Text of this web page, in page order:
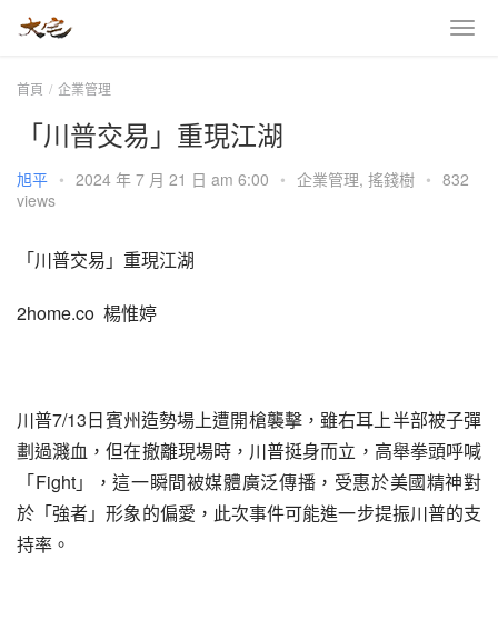
首頁 企業管理
「川普交易」重現江湖
旭平 • 2024 年 7 月 21 日 am 6:00 • 企業管理, 搖錢樹 • 832
views
「川普交易」重現江湖
2home.co  楊惟婷
川普7/13日賓州造勢場上遭開槍襲擊，雖右耳上半部被子彈
劃過濺血，但在撤離現場時，川普挺身而立，高舉拳頭呼喊
「Fight」，這一瞬間被媒體廣泛傳播，受惠於美國精神對
於「強者」形象的偏愛，此次事件可能進一步提振川普的支
持率。